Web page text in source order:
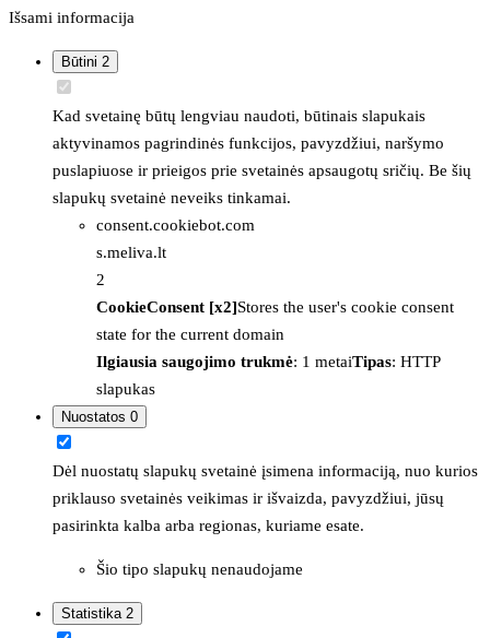
Išsami informacija
Būtini 2
Kad svetainę būtų lengviau naudoti, būtinais slapukais
aktyvinamos pagrindinės funkcijos, pavyzdžiui, naršymo
puslapiuose ir prieigos prie svetainės apsaugotų sričių. Be šių
slapukų svetainė neveiks tinkamai.
consent.cookiebot.com
s.meliva.lt
2
CookieConsent [x2]Stores the user's cookie consent
state for the current domain
Ilgiausia saugojimo trukmė: 1 metaiTipas: HTTP
slapukas
Nuostatos 0
Dėl nuostatų slapukų svetainė įsimena informaciją, nuo kurios
priklauso svetainės veikimas ir išvaizda, pavyzdžiui, jūsų
pasirinkta kalba arba regionas, kuriame esate.
Šio tipo slapukų nenaudojame
Statistika 2